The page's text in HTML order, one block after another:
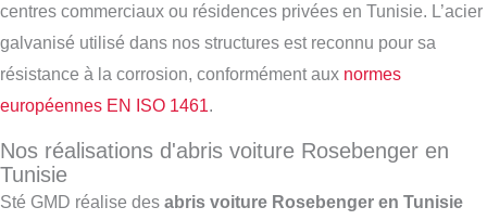
centres commerciaux ou résidences privées en Tunisie. L’acier
galvanisé utilisé dans nos structures est reconnu pour sa
résistance à la corrosion, conformément aux normes
européennes EN ISO 1461.
Nos réalisations d'abris voiture Rosebenger en
Tunisie
Sté GMD réalise des abris voiture Rosebenger en Tunisie